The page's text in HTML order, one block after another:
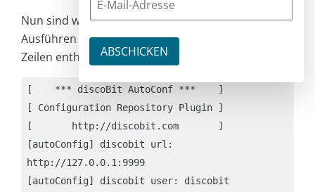
Nun sind wir startklar für einen Testlauf. Nach dem
Ausführen des Jobs sollte die Konsole nun folgende
Zeilen enthalten:
[    *** discoBit AutoConf ***    ]
[ Configuration Repository Plugin ]
[       http://discobit.com       ]
[autoConfig] discobit url:
http://127.0.0.1:9999
[autoConfig] discobit user: discobit